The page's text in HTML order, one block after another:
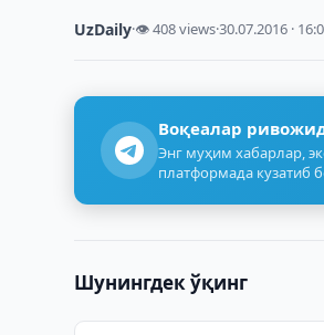
UzDaily·👁 408 views·30.07.2016 ·
Воқеалар
Энг муҳим хабарлар,
платформада кузатиб
Шунингдек ўқинг